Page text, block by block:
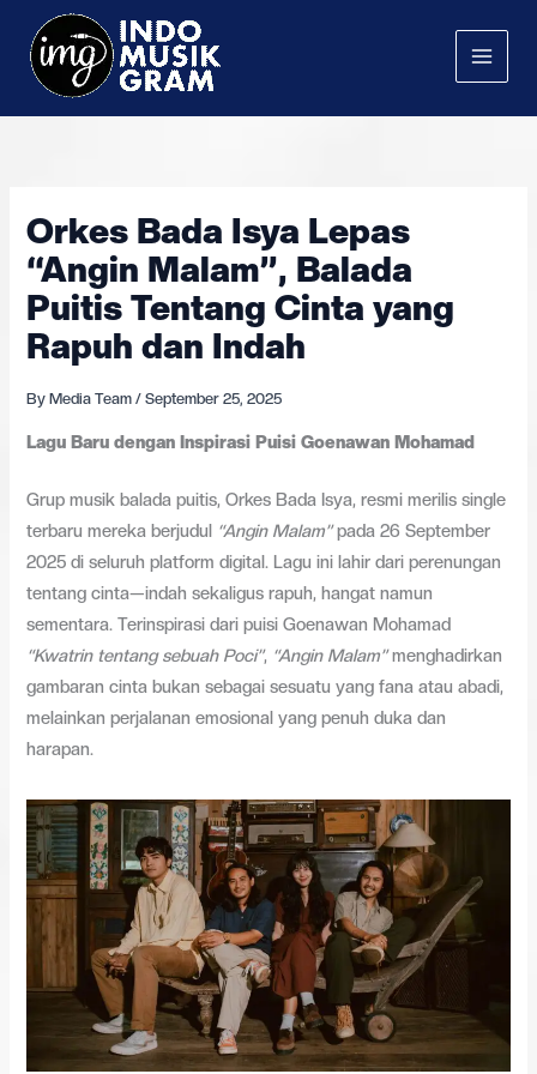
content
Orkes Bada Isya Lepas
“Angin Malam”, Balada
Puitis Tentang Cinta yang
Rapuh dan Indah
ByMedia Team/September 25, 2025
Lagu Baru dengan Inspirasi Puisi Goenawan Mohamad
Grup musik balada puitis, Orkes Bada Isya, resmi merilis single
terbaru mereka berjudul “Angin Malam”pada 26 September
2025 di seluruh platform digital. Lagu ini lahir dari perenungan
tentang cinta—indah sekaligus rapuh, hangat namun
sementara. Terinspirasi dari puisi Goenawan Mohamad
“Kwatrin tentang sebuah Poci”, “Angin Malam”menghadirkan
gambaran cinta bukan sebagai sesuatu yang fana atau abadi,
melainkan perjalanan emosional yang penuh duka dan
harapan.